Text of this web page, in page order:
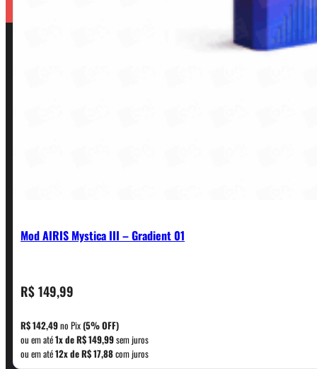
Mod AIRIS Mystica III – Gradient 01
R$149,99
R$142,49no Pix(5% OFF)
ou em até1x deR$149,99sem juros
ou em até12x deR$17,88com juros
CONTATO
WhatsApp: (11) 5229-0120